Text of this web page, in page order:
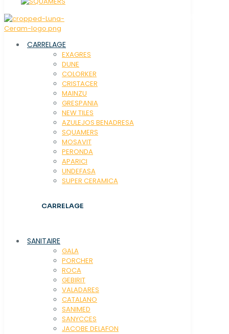
CARRELAGE
EXAGRES
DUNE
COLORKER
CRISTACER
MAINZU
GRESPANIA
NEW TILES
AZULEJOS BENADRESA
SQUAMERS
MOSAVIT
PERONDA
APARICI
UNDEFASA
SUPER CERAMICA
CARRELAGE
SANITAIRE
GALA
PORCHER
ROCA
GEBIRIT
VALADARES
CATALANO
SANIMED
SANYCCES
JACOBE DELAFON